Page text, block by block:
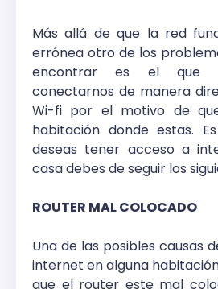
Más allá de que la red
errónea otro de los
encontrar es el que
conectarnos de manera
Wi-fi por el motivo de
habitación donde estas.
deseas tener acceso a
casa debes de seguir los
ROUTER MAL COLOCADO
Una de las posibles causas
internet en alguna
que el router este mal